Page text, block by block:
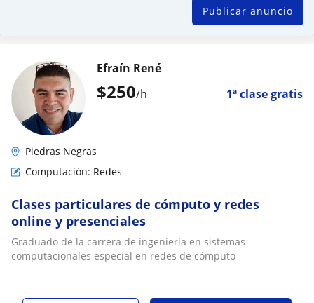
Publicar anuncio
$250/h 1ª clase gratis
Efraín René
Piedras Negras
Computación: Redes
Clases particulares de cómputo y redes
online y presenciales
Graduado de la carrera de ingeniería en sistemas
computacionales especial en redes de cómputo